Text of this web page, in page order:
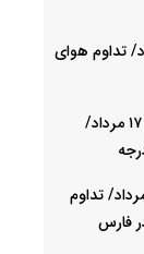
لرستان فردا ۱۷ مرداد/ تداوم هوای
پیش بینی هوای خوزستان فردا شنبه ۱۷ مرداد/
هوای شیراز فردا شنبه ۱۷ مرداد/ تداوم
فارس